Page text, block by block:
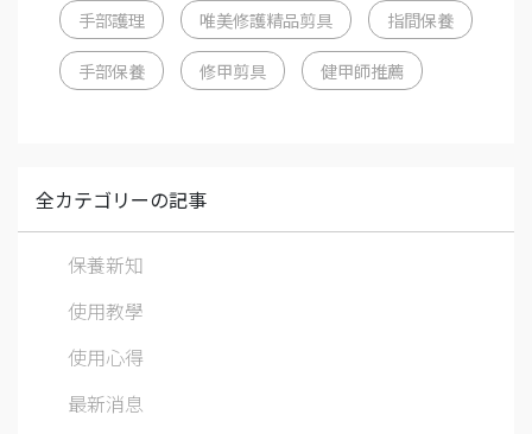
手部護理 唯美修護精品剪具 指間保養
手部保養 修甲剪具 健甲師推薦
全カテゴリーの記事
保養新知
使用教學
使用心得
最新消息